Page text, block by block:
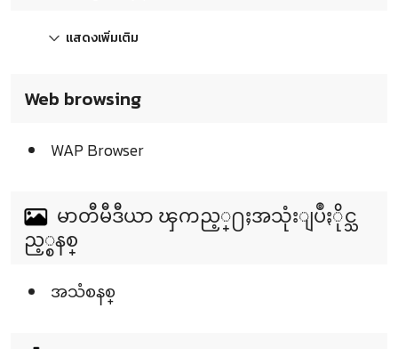
แสดงเพิ่มเติม
Web browsing
WAP Browser
မာတီမီဒီယာ ၾကည့္႐ႈအသုံးျပဳႏိုင္သ
ည့္စနစ္
အသံစနစ္